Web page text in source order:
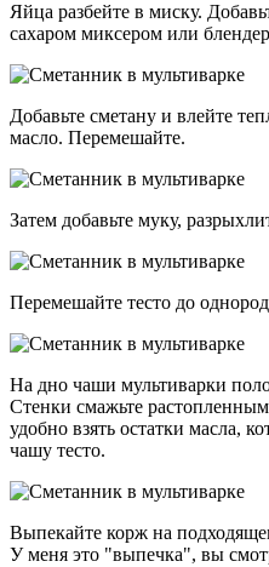
Яйца разбейте в миску.
сахаром миксером или
Добавьте сметану и влейте
масло. Перемешайте.
Затем добавьте муку,
Перемешайте тесто до
На дно чаши мультиварки
Стенки смажьте
удобно взять остатки масла,
чашу тесто.
Выпекайте корж на
У меня это "выпечка", вы